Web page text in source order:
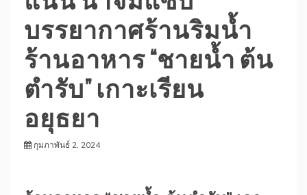
บรรยากาศร้านริมน้ำ
ร้านอาหาร “ชายน้ำ ต้น
ตำรับ” เกาะเรียน
อยุธยา
กุมภาพันธ์ 2, 2024